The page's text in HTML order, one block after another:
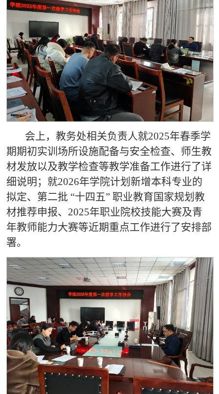
会上，教务处相关负责人就2025年春季学
期期初实训场所设施配备与安全检查、师生教
材发放以及教学检查等教学准备工作进行了详
细说明；就2026年学院计划新增本科专业的
拟定、第二批 “十四五” 职业教育国家规划教
材推荐申报、2025年职业院校技能大赛及青
年教师能力大赛等近期重点工作进行了安排部
署。